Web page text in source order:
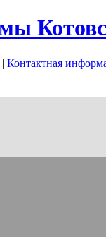
| Контактная